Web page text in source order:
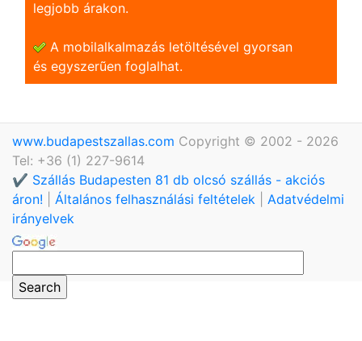
legjobb árakon.
A mobilalkalmazás letöltésével gyorsan
és egyszerũen foglalhat.
www.budapestszallas.com Copyright © 2002 - 2026
Tel: +36 (1) 227-9614
✔️ Szállás Budapesten 81 db olcsó szállás - akciós
áron!
Általános felhasználási feltételek
Adatvédelmi
irányelvek